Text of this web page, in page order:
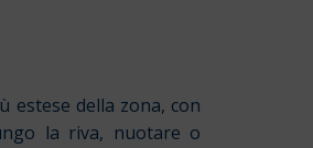
estese della zona, con
la riva, nuotare o